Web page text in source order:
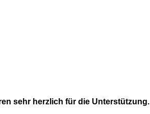
sehr herzlich für die Unterstützung.